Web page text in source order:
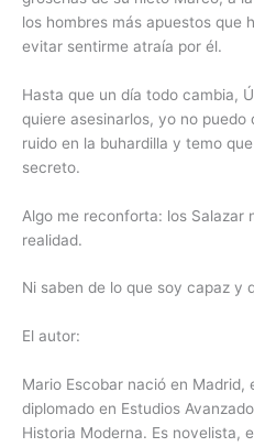
los hombres más apuestos que
evitar sentirme atraía por él.
Hasta que un día todo cambia,
quiere asesinarlos, yo no
ruido en la buhardilla y temo
secreto.
Algo me reconforta: los Salazar
realidad.
Ni saben de lo que soy capaz y
El autor:
Mario Escobar nació en Madrid,
diplomado en Estudios
Historia Moderna. Es novelista,